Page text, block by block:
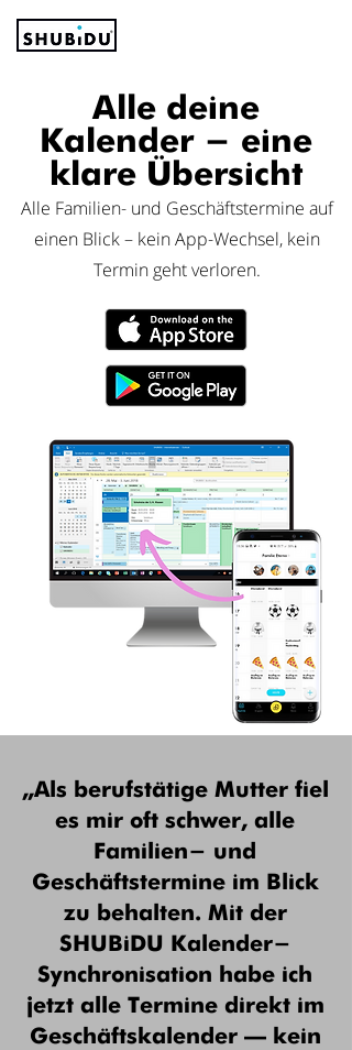
Alle deine
Kalender - eine
klare Übersicht
Alle Familien- und Geschäftstermine auf
einen Blick – kein App-Wechsel, kein
Termin geht verloren.
„Als berufstätige Mutter fiel
es mir oft schwer, alle
Familien- und
Geschäftstermine im Blick
zu behalten. Mit der
SHUBiDU Kalender-
Synchronisation habe ich
jetzt alle Termine direkt im
Geschäftskalender – kein